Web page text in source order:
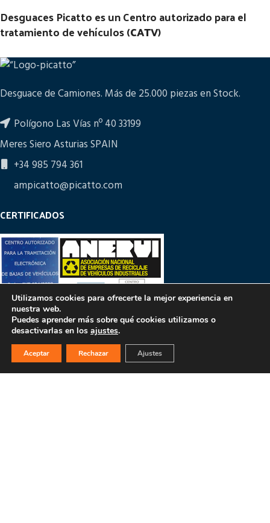
Desguaces Picatto es un Centro autorizado para el
tratamiento de vehículos (CATV)
Desguace de Camiones. Más de 25.000 piezas en Stock.
Polígono Las Vías nº 40 33199
Meres Siero Asturias SPAIN
+34 985 794 361
ampicatto@picatto.com
CERTIFICADOS
PULSA PARA MÁS INFORMACIÓN
Utilizamos cookies para ofrecerte la mejor experiencia en
nuestra web.
Puedes aprender más sobre qué cookies utilizamos o
desactivarlas en los ajustes.
Aceptar Rechazar Ajustes